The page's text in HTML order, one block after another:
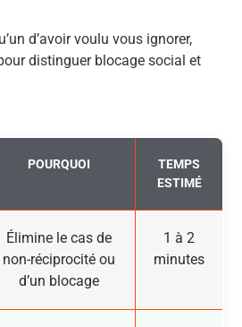
d’avoir voulu vous ignorer,
distinguer blocage social et
POURQUOI
TEMPS
ESTIMÉ
Élimine le cas de
non-réciprocité ou
d’un blocage
1 à 2
minutes